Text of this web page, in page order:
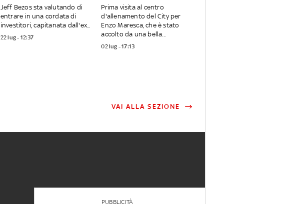
Jeff Bezos sta valutando di
entrare in una cordata di
investitori, capitanata dall'ex...
22 lug - 12:37
Prima visita al centro
d'allenamento del City per
Enzo Maresca, che è stato
accolto da una bella...
02 lug - 17:13
VAI ALLA SEZIONE
PUBBLICITÀ